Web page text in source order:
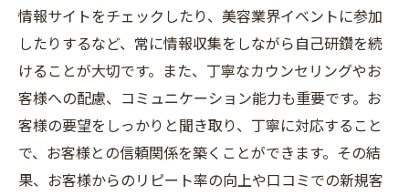
情報サイトをチェックしたり、美容業界イベントに参加
したりするなど、常に情報収集をしながら自己研鑽を続
けることが大切です。また、丁寧なカウンセリングやお
客様への配慮、コミュニケーション能力も重要です。お
客様の要望をしっかりと聞き取り、丁寧に対応すること
で、お客様との信頼関係を築くことができます。その結
果、お客様からのリピート率の向上や口コミでの新規客